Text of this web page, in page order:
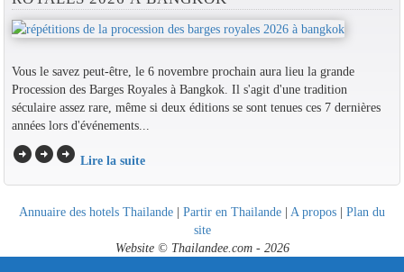
Vous le savez peut-être, le 6 novembre prochain aura lieu la grande
Procession des Barges Royales à Bangkok. Il s'agit d'une tradition
séculaire assez rare, même si deux éditions se sont tenues ces 7 dernières
années lors d'événements...
arrow_circle_rightarrow_circle_rightarrow_circle_right Lire la suite
Annuaire des hotels Thailande | Partir en Thailande | A propos | Plan du
site
Website © Thailandee.com - 2026